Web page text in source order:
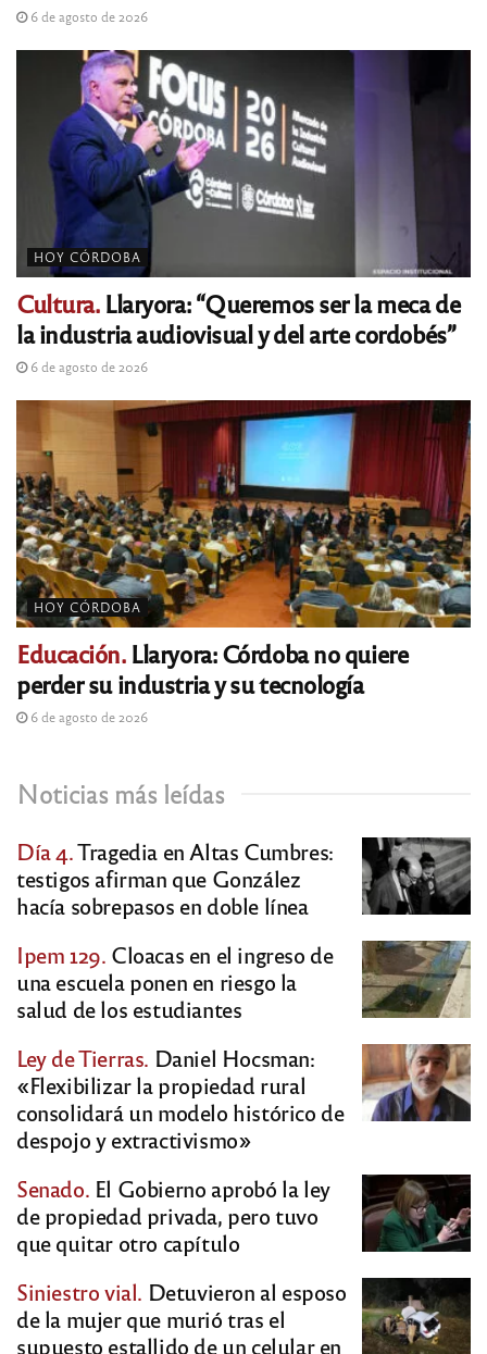
6 de agosto de 2026
HOY CÓRDOBA
Cultura.Llaryora: “Queremos ser la meca de
la industria audiovisual y del arte cordobés”
6 de agosto de 2026
HOY CÓRDOBA
Educación.Llaryora: Córdoba no quiere
perder su industria y su tecnología
6 de agosto de 2026
Noticias más leídas
Día 4.Tragedia en Altas Cumbres:
testigos afirman que González
hacía sobrepasos en doble línea
Ipem 129. Cloacas en el ingreso de
una escuela ponen en riesgo la
salud de los estudiantes
Ley de Tierras. Daniel Hocsman:
«Flexibilizar la propiedad rural
consolidará un modelo histórico de
despojo y extractivismo»
Senado. El Gobierno aprobó la ley
de propiedad privada, pero tuvo
que quitar otro capítulo
Siniestro vial. Detuvieron al esposo
de la mujer que murió tras el
supuesto estallido de un celular en